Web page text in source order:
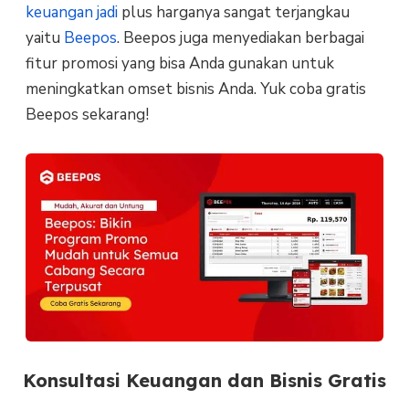
keuangan jadiplus harganya sangat terjangkau
yaitu Beepos. Beepos juga menyediakan berbagai
fitur promosi yang bisa Anda gunakan untuk
meningkatkan omset bisnis Anda. Yuk coba gratis
Beepos sekarang!
Konsultasi Keuangan dan Bisnis Gratis